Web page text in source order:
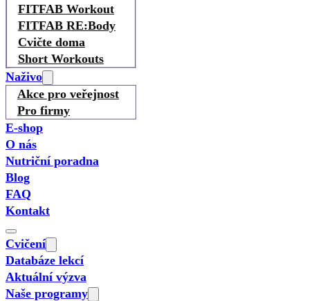
FITFAB Workout
FITFAB RE:Body
Cvičte doma
Short Workouts
Naživo
Akce pro veřejnost
Pro firmy
E-shop
O nás
Nutriční poradna
Blog
FAQ
Kontakt
Cvičení
Databáze lekcí
Aktuální výzva
Naše programy